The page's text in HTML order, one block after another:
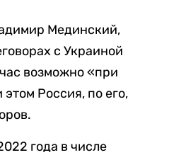
Мединский,
с Украиной
возможно «при
Россия, по его,
года в числе